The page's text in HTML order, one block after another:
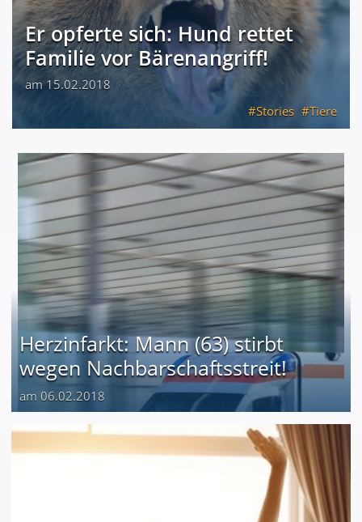
Er opferte sich: Hund rettet
Familie vor Bärenangriff!
am 15.02.2018
Stories
Tiere
Herzinfarkt: Mann (63) stirbt
wegen Nachbarschaftsstreit!
am 06.02.2018